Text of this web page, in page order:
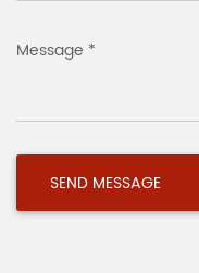
Message *